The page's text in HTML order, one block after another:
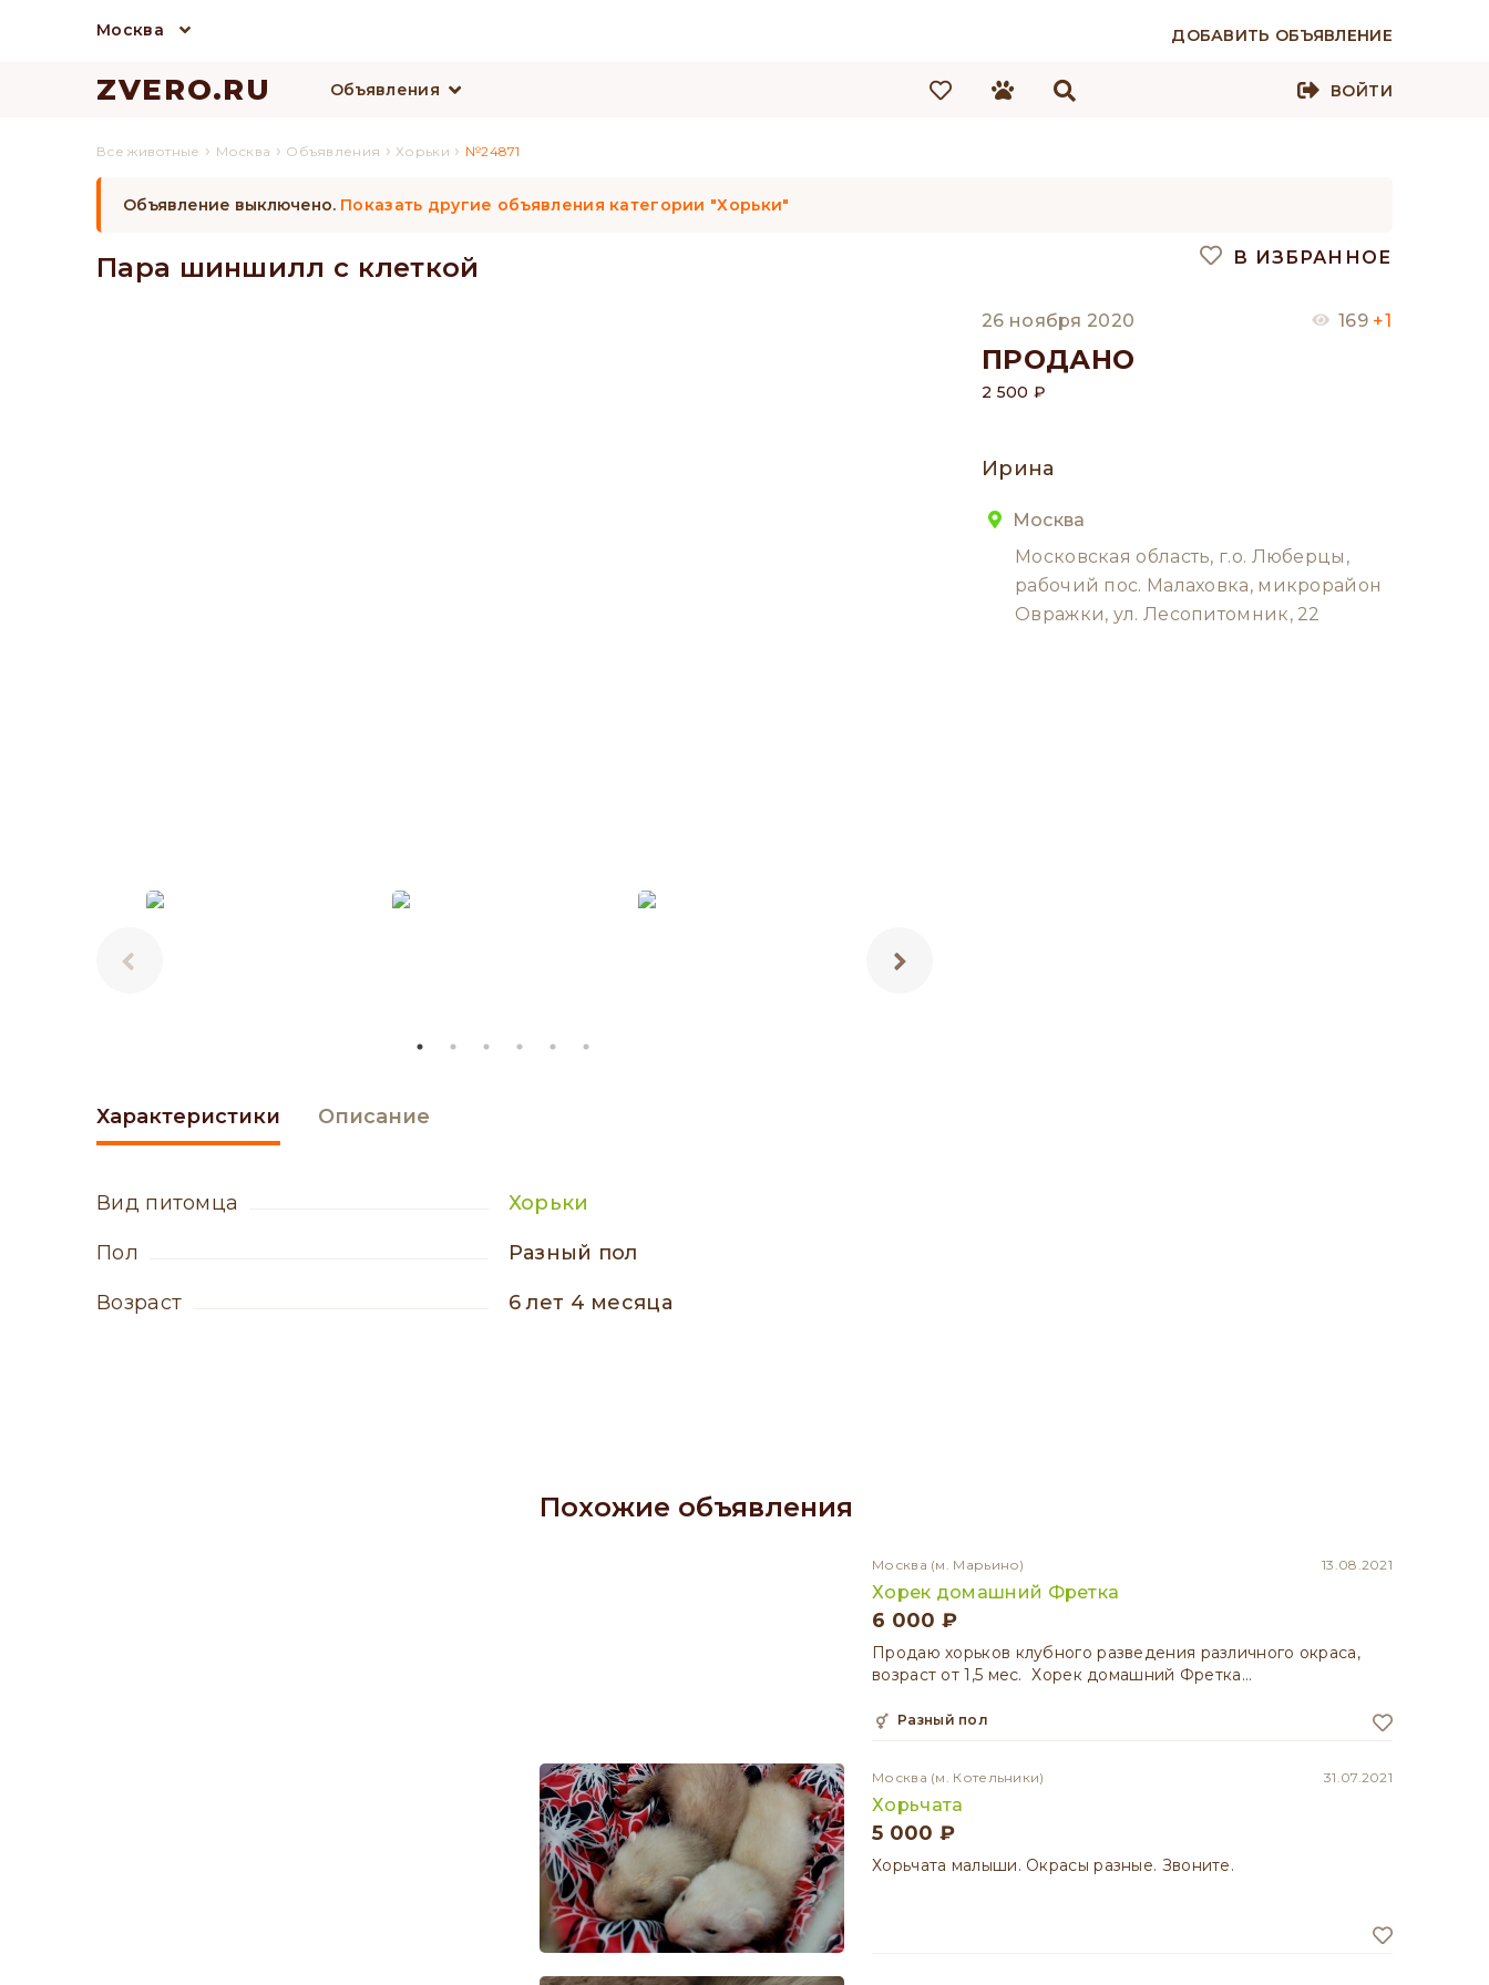
Москва ДОБАВИТЬ ОБЪЯВЛЕНИЕ
ZVERO.RU Объявления ВОЙТИ
Все животные › Москва › Объявления ›Хорьки › №24871
Объявление выключено. Показать другие объявления категории "Хорьки"
Пара шиншилл с клеткой
Характеристики
вид питомца Хорьки
пол разный пол
возраст 6 лет 4 месяца
Описание
В ИЗБРАННОЕ
26 ноября 2020 169 +1
ПРОДАНО
2 500 ₽
Ирина
Москва
Московская область, г.о. Люберцы,
рабочий пос. Малаховка, микрорайон
Овражки, ул. Лесопитомник, 22
Похожие объявления
Москва (м. Марьино) 13.08.2021
Хорек домашний Фретка
6 000 ₽
Продаю хорьков клубного разведения различного окраса,
возраст от 1,5 мес. Хорек домашний Фретка…
разный пол
Москва (м. Котельники) 31.07.2021
Хорьчата
5 000 ₽
Хорьчата малыши. Окрасы разные. Звоните.